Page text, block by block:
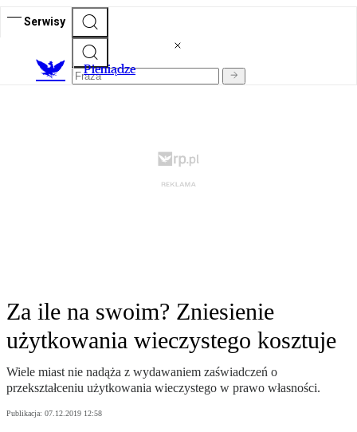
Serwisy
Pieniądze
Za ile na swoim? Zniesienie
użytkowania wieczystego kosztuje
Wiele miast nie nadąża z wydawaniem zaświadczeń o
przekształceniu użytkowania wieczystego w prawo własności.
Publikacja: 07.12.2019 12:58